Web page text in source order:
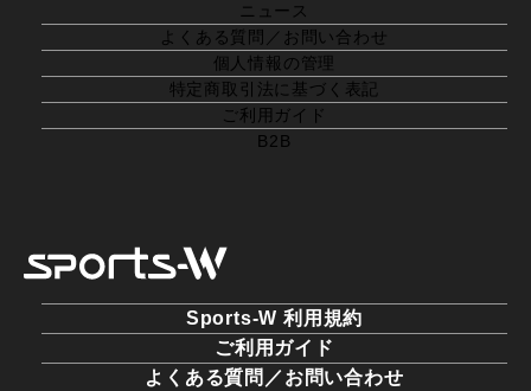
ニュース
よくある質問／お問い合わせ
個人情報の管理
特定商取引法に基づく表記
ご利用ガイド
B2B
Sports-W 利用規約
ご利用ガイド
よくある質問／お問い合わせ